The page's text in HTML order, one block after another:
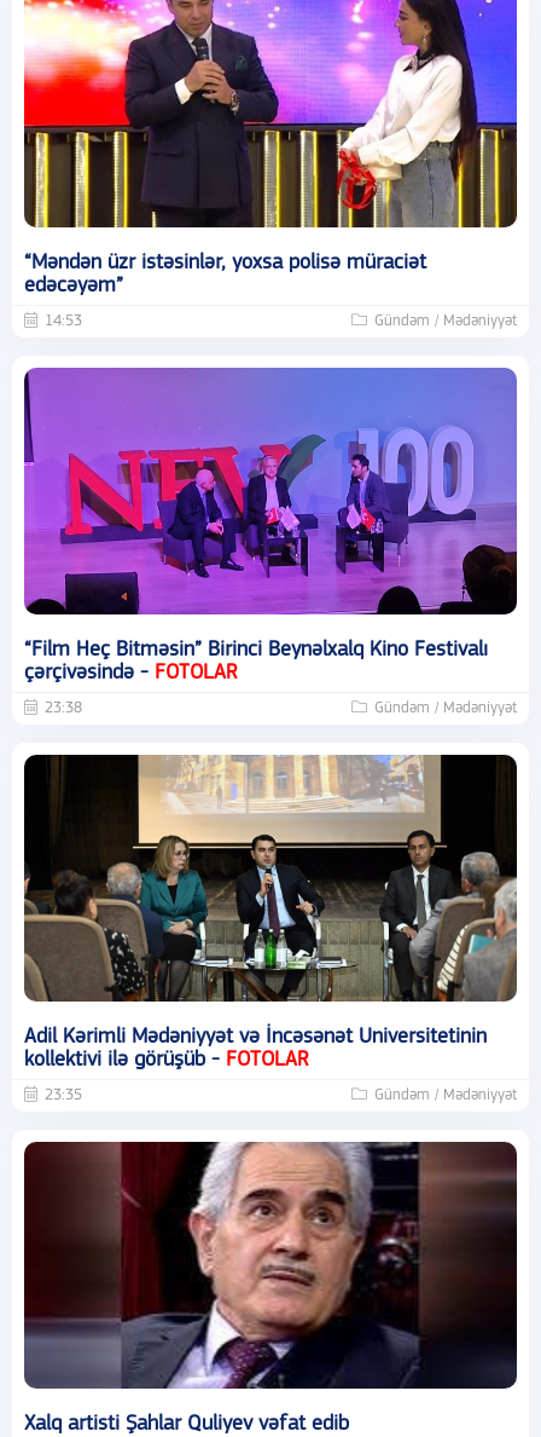
“Məndən üzr istəsinlər, yoxsa polisə müraciət
edəcəyəm”
14:53 Gündəm / Mədəniyyət
“Film Heç Bitməsin” Birinci Beynəlxalq Kino Festivalı
çərçivəsində - FOTOLAR
23:38 Gündəm / Mədəniyyət
Adil Kərimli Mədəniyyət və İncəsənət Universitetinin
kollektivi ilə görüşüb - FOTOLAR
23:35 Gündəm / Mədəniyyət
Xalq artisti Şahlar Quliyev vəfat edib